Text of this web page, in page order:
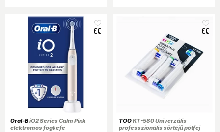
Oral-BiO2 Series Calm Pink
elektromos fogkefe
TOOKT-580 Univerzális
professzionális sörtéjű pótfej